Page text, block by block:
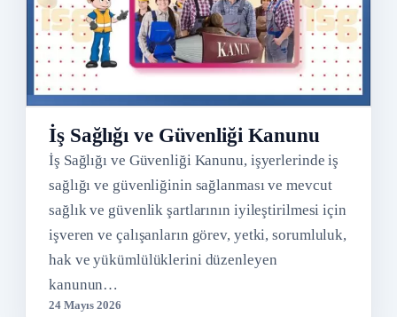
İş Sağlığı ve Güvenliği Kanunu
İş Sağlığı ve Güvenliği Kanunu, işyerlerinde iş
sağlığı ve güvenliğinin sağlanması ve mevcut
sağlık ve güvenlik şartlarının iyileştirilmesi için
işveren ve çalışanların görev, yetki, sorumluluk,
hak ve yükümlülüklerini düzenleyen
kanunun…
24 Mayıs 2026